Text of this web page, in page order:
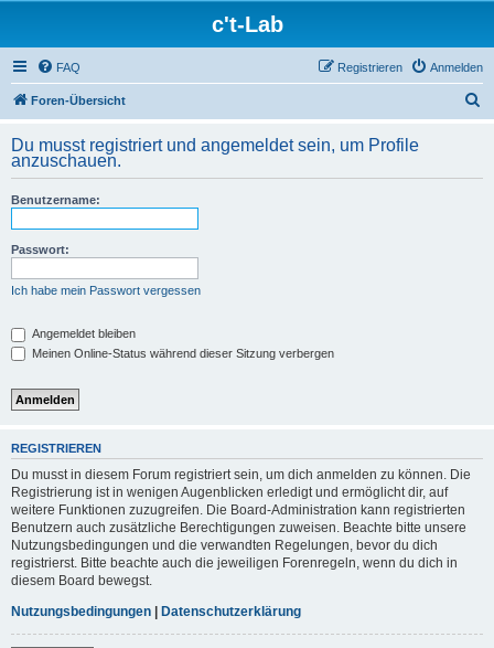
c't-Lab
FAQ Anmelden
Registrieren
Foren-Übersicht
h
Du musst registriert und angemeldet sein, um Profile
anzuschauen.
Benutzername:
Passwort:
Ich habe mein Passwort vergessen
Angemeldet bleiben
Meinen Online-Status während dieser Sitzung verbergen
REGISTRIEREN
Du musst in diesem Forum registriert sein, um dich anmelden zu können. Die
Registrierung ist in wenigen Augenblicken erledigt und ermöglicht dir, auf
weitere Funktionen zuzugreifen. Die Board-Administration kann registrierten
Benutzern auch zusätzliche Berechtigungen zuweisen. Beachte bitte unsere
Nutzungsbedingungen und die verwandten Regelungen, bevor du dich
registrierst. Bitte beachte auch die jeweiligen Forenregeln, wenn du dich in
diesem Board bewegst.
Nutzungsbedingungen | Datenschutzerklärung